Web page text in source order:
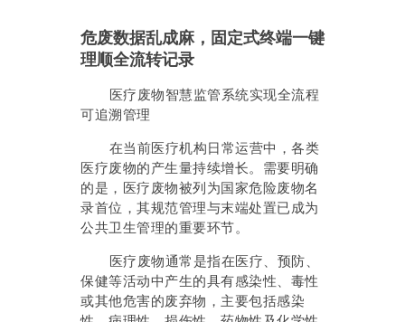
危废数据乱成麻，固定式终端一键
理顺全流转记录
医疗废物智慧监管系统实现全流程
可追溯管理
在当前医疗机构日常运营中，各类
医疗废物的产生量持续增长。需要明确
的是，医疗废物被列为国家危险废物名
录首位，其规范管理与末端处置已成为
公共卫生管理的重要环节。
医疗废物通常是指在医疗、预防、
保健等活动中产生的具有感染性、毒性
或其他危害的废弃物，主要包括感染